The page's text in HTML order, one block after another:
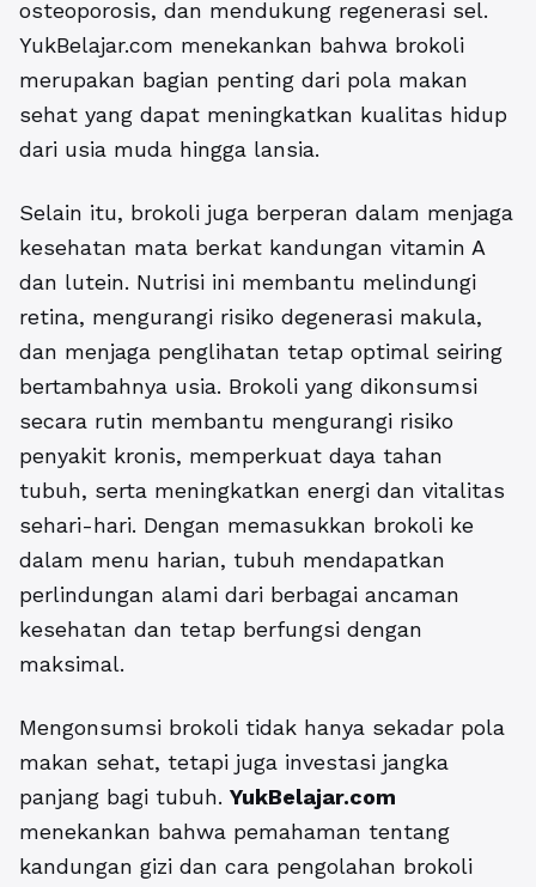
osteoporosis, dan mendukung regenerasi sel.
YukBelajar.com menekankan bahwa brokoli
merupakan bagian penting dari pola makan
sehat yang dapat meningkatkan kualitas hidup
dari usia muda hingga lansia.
Selain itu, brokoli juga berperan dalam menjaga
kesehatan mata berkat kandungan vitamin A
dan lutein. Nutrisi ini membantu melindungi
retina, mengurangi risiko degenerasi makula,
dan menjaga penglihatan tetap optimal seiring
bertambahnya usia. Brokoli yang dikonsumsi
secara rutin membantu mengurangi risiko
penyakit kronis, memperkuat daya tahan
tubuh, serta meningkatkan energi dan vitalitas
sehari-hari. Dengan memasukkan brokoli ke
dalam menu harian, tubuh mendapatkan
perlindungan alami dari berbagai ancaman
kesehatan dan tetap berfungsi dengan
maksimal.
Mengonsumsi brokoli tidak hanya sekadar pola
makan sehat, tetapi juga investasi jangka
panjang bagi tubuh. YukBelajar.com
menekankan bahwa pemahaman tentang
kandungan gizi dan cara pengolahan brokoli